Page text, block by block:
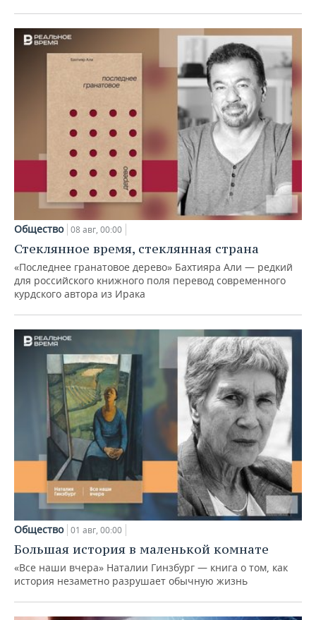
Общество 08 авг, 00:00
Стеклянное время, стеклянная страна
«Последнее гранатовое дерево» Бахтияра Али — редкий
для российского книжного поля перевод современного
курдского автора из Ирака
Общество 01 авг, 00:00
Большая история в маленькой комнате
«Все наши вчера» Наталии Гинзбург — книга о том, как
история незаметно разрушает обычную жизнь